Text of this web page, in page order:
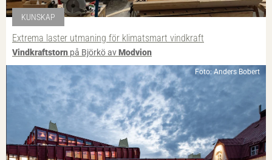
KUNSKAP
Extrema laster utmaning för klimatsmart vindkraft
Vindkraftstorn på Björkö avModvion
Foto: Anders Bobert